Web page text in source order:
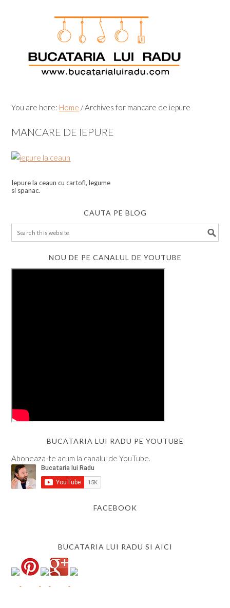
You are here: Home /Archives for mancare de iepure
MANCARE DE IEPURE
Iepure la ceaun cu cartofi, legume
si spanac.
CAUTA PE BLOG
NOU DE PE CANALUL DE YOUTUBE
BUCATARIA LUI RADU PE YOUTUBE
Aboneaza-te acum la canalul de YouTube.
FACEBOOK
BUCATARIA LUI RADU SI AICI